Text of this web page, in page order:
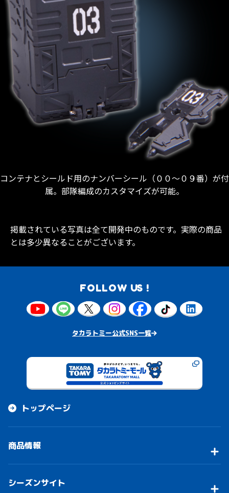
コンテナとシールド用のナンバーシール（００～０９番）が付
属。部隊編成のカスタマイズが可能。
掲載されている写真は全て開発中のものです。実際の商品
とは多少異なることがございます。
FOLLOW US !
タカラトミー公式SNS一覧
トップページ
商品情報
シーズンサイト